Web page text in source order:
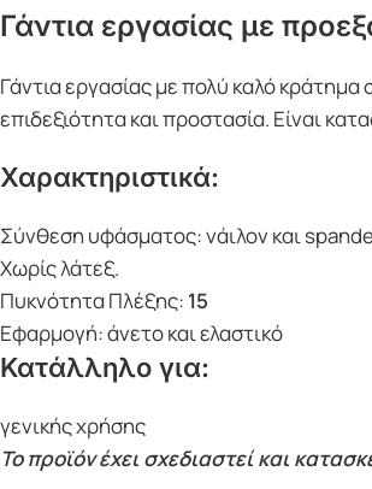
Γάντια εργασίας με
Γάντια εργασίας με πολύ καλό
επιδεξιότητα και προστασία. Είναι
Χαρακτηριστικά:
Σύνθεση υφάσματος: νάιλον και
Χωρίς λάτεξ.
Πυκνότητα Πλέξης: 15
Εφαρμογή: άνετο και ελαστικό
Κατάλληλο για:
γενικής χρήσης
Το προϊόν έχει σχεδιαστεί και